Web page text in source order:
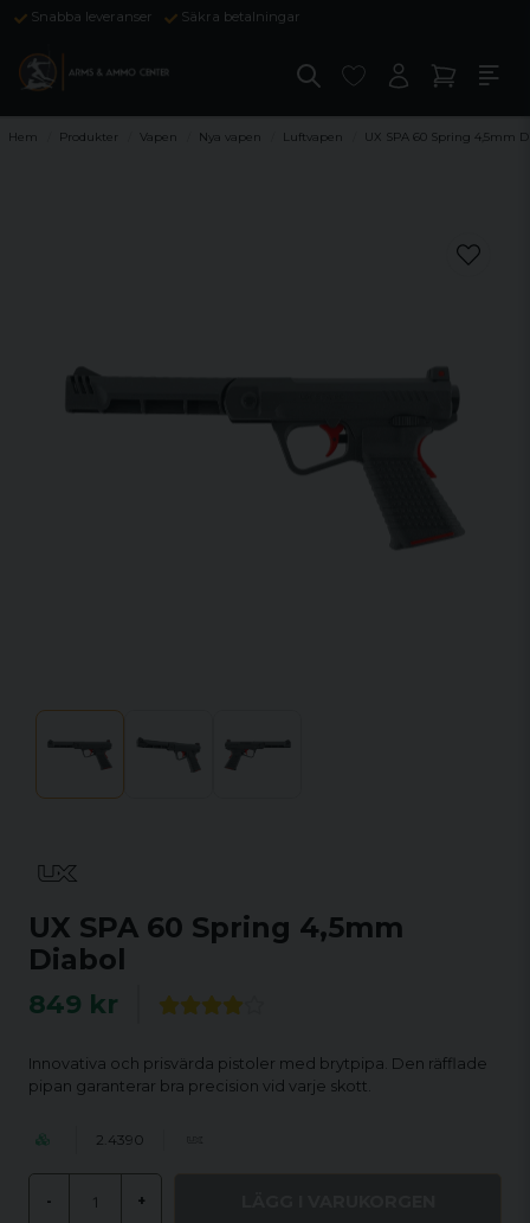
Snabba leveranser Säkra betalningar
Hem Produkter Vapen Nya vapen Luftvapen UX SPA 60 Spring 4,5mm
UX SPA 60 Spring 4,5mm
Diabol
849 kr
Innovativa och prisvärda pistoler med brytpipa. Den räfflade
pipan garanterar bra precision vid varje skott.
2.4390
- +